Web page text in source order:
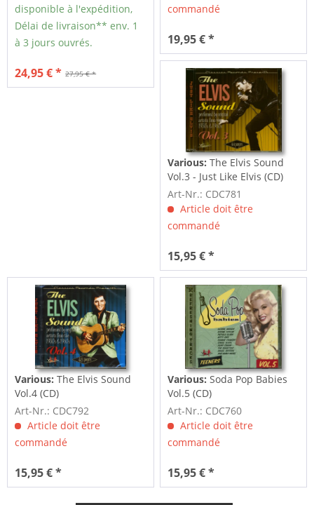
disponible à l'expédition,
Délai de livraison** env. 1
à 3 jours ouvrés.
27,95 € *
24,95 € *
commandé
19,95 € *
Various: The Elvis Sound
Vol.3 - Just Like Elvis (CD)
Art-Nr.: CDC781
Article doit être
commandé
15,95 € *
Various: The Elvis Sound
Vol.4 (CD)
Art-Nr.: CDC792
Article doit être
commandé
15,95 € *
Various: Soda Pop Babies
Vol.5 (CD)
Art-Nr.: CDC760
Article doit être
commandé
15,95 € *